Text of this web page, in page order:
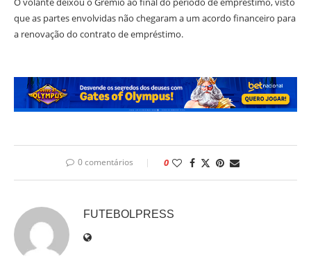
que as partes envolvidas não chegaram a um acordo financeiro para
a renovação do contrato de empréstimo.
0 comentários 0
FUTEBOLPRESS